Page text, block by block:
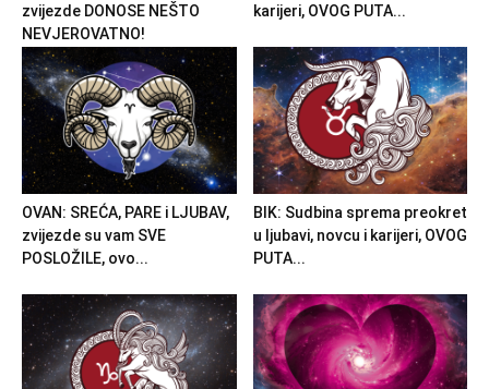
zvijezde DONOSE NEŠTO
NEVJEROVATNO!
karijeri, OVOG PUTA...
OVAN: SREĆA, PARE i LJUBAV,
zvijezde su vam SVE
POSLOŽILE, ovo...
BIK: Sudbina sprema preokret
u ljubavi, novcu i karijeri, OVOG
PUTA...